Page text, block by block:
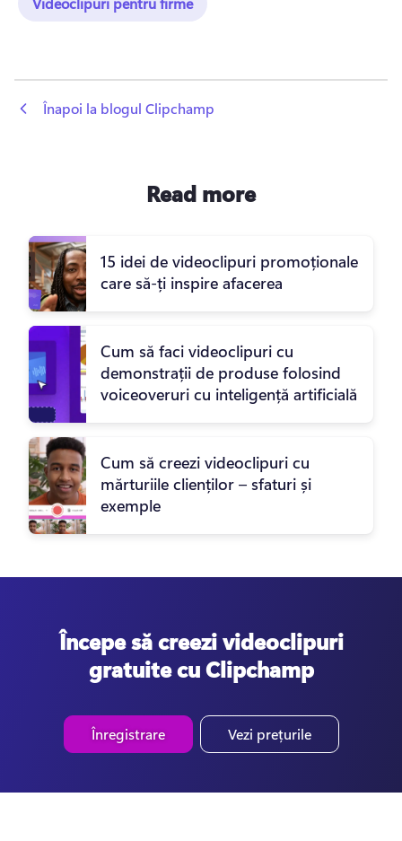
Înapoi la blogul Clipchamp
Read more
15 idei de videoclipuri promoționale
care să-ți inspire afacerea
Cum să faci videoclipuri cu
demonstrații de produse folosind
voiceoveruri cu inteligență artificială
Cum să creezi videoclipuri cu
mărturiile clienților – sfaturi și
exemple
Începe să creezi videoclipuri
gratuite cu Clipchamp
Înregistrare Vezi prețurile